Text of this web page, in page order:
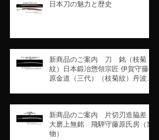
日本刀の魅力と歴史
新商品のご案内 刀 銘（枝菊
紋）日本鍛冶惣領宗匠 伊賀守藤
原金道（三代）（枝菊紋）丹波守
新商品のご案内 片切刃造脇差
大磨上無銘 飛騨守藤原氏房（業
物）